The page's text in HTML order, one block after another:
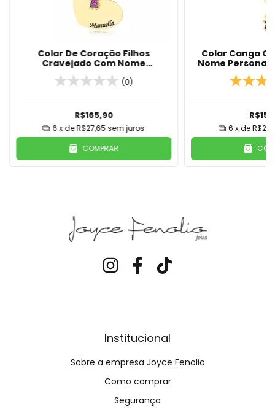
Colar De Coração Filhos
Cravejado Com Nome
Personalizado Banhado Em Ouro
18K
(0)
R$165,90
6 x deR$27,65 sem juros
COMPRAR
Colar Canga
Nome
Em
6 x de
Institucional
Sobre a empresa Joyce Fenolio
Como comprar
Segurança